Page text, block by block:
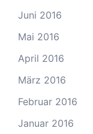
Juni 2016
Mai 2016
April 2016
März 2016
Februar 2016
Januar 2016